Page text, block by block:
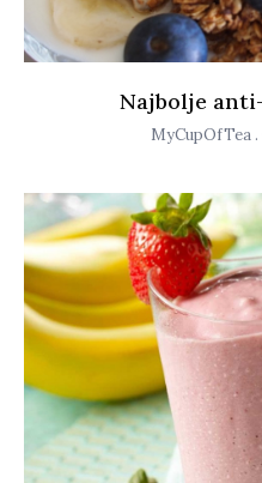
Najbolje
MyCupOfTea